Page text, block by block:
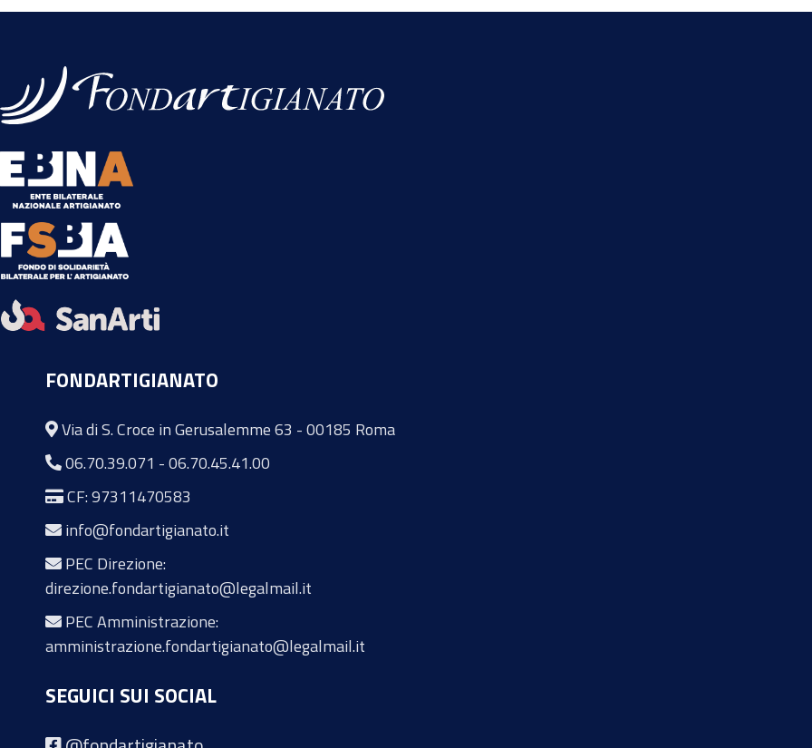
FONDARTIGIANATO
Via di S. Croce in Gerusalemme 63 - 00185 Roma
06.70.39.071 -06.70.45.41.00
CF: 97311470583
info@fondartigianato.it
PEC Direzione:
direzione.fondartigianato@legalmail.it
PEC Amministrazione:
amministrazione.fondartigianato@legalmail.it
SEGUICI SUI SOCIAL